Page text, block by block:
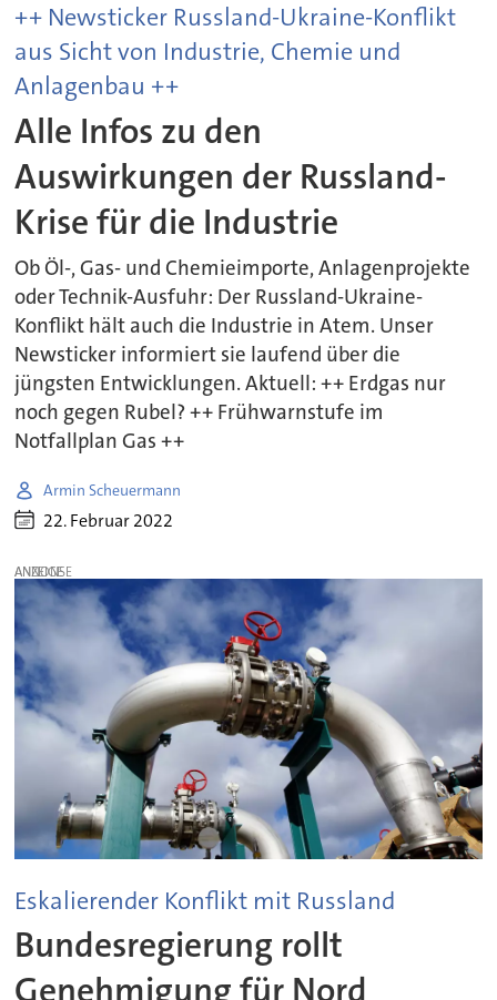
++ Newsticker Russland-Ukraine-Konflikt
aus Sicht von Industrie, Chemie und
Anlagenbau ++
Alle Infos zu den
Auswirkungen der Russland-
Krise für die Industrie
Ob Öl-, Gas- und Chemieimporte, Anlagenprojekte
oder Technik-Ausfuhr: Der Russland-Ukraine-
Konflikt hält auch die Industrie in Atem. Unser
Newsticker informiert sie laufend über die
jüngsten Entwicklungen. Aktuell: ++ Erdgas nur
noch gegen Rubel? ++ Frühwarnstufe im
Notfallplan Gas ++
Armin Scheuermann
22. Februar 2022
ANZEIGE
Eskalierender Konflikt mit Russland
Bundesregierung rollt
Genehmigung für Nord